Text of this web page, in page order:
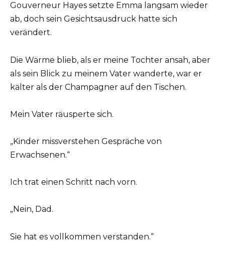
Gouverneur Hayes setzte Emma langsam wieder
ab, doch sein Gesichtsausdruck hatte sich
verändert.
Die Wärme blieb, als er meine Tochter ansah, aber
als sein Blick zu meinem Vater wanderte, war er
kälter als der Champagner auf den Tischen.
Mein Vater räusperte sich.
„Kinder missverstehen Gespräche von
Erwachsenen.“
Ich trat einen Schritt nach vorn.
„Nein, Dad.
Sie hat es vollkommen verstanden.“